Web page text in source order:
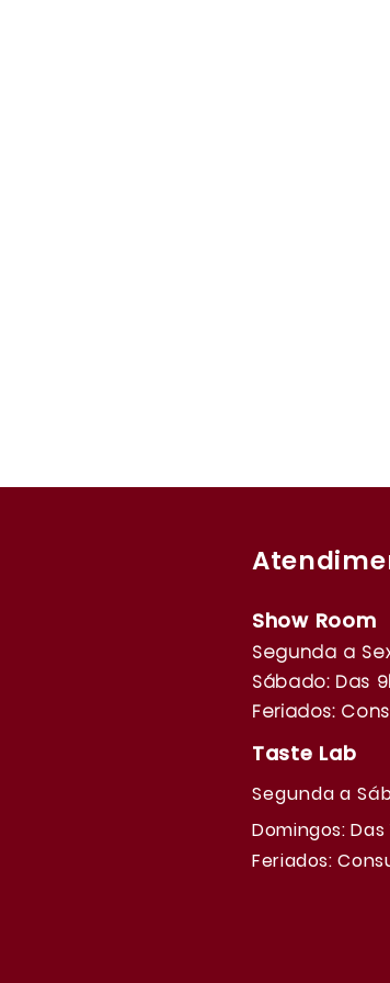
Show Room
Segunda a
Sábado: Das
Feriados:
Taste Lab
Segunda a
Domingos: Das
Feriados: